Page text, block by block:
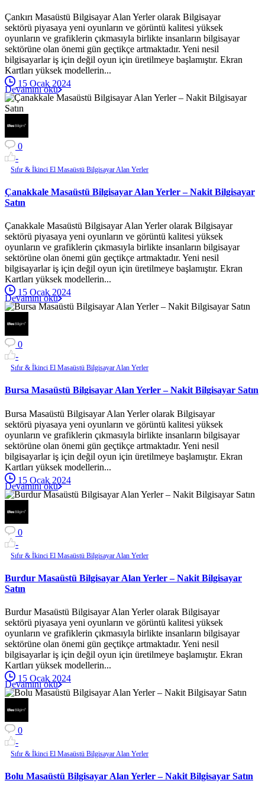
Çankırı Masaüstü Bilgisayar Alan Yerler olarak Bilgisayar
sektörü piyasaya yeni oyunların ve görüntü kalitesi yüksek
oyunların ve grafiklerin çıkmasıyla birlikte insanların bilgisayar
sektörüne olan önemi gün geçtikçe artmaktadır. Yeni nesil
bilgisayarlar iş için değil oyun için üretilmeye başlamıştır. Ekran
Kartları yüksek modellerin...
15 Ocak 2024
Devamını oku
0
-
Sıfır & İkinci El Masaüstü Bilgisayar Alan Yerler
Çanakkale Masaüstü Bilgisayar Alan Yerler – Nakit Bilgisayar
Satın
Çanakkale Masaüstü Bilgisayar Alan Yerler olarak Bilgisayar
sektörü piyasaya yeni oyunların ve görüntü kalitesi yüksek
oyunların ve grafiklerin çıkmasıyla birlikte insanların bilgisayar
sektörüne olan önemi gün geçtikçe artmaktadır. Yeni nesil
bilgisayarlar iş için değil oyun için üretilmeye başlamıştır. Ekran
Kartları yüksek modellerin...
15 Ocak 2024
Devamını oku
0
-
Sıfır & İkinci El Masaüstü Bilgisayar Alan Yerler
Bursa Masaüstü Bilgisayar Alan Yerler – Nakit Bilgisayar Satın
Bursa Masaüstü Bilgisayar Alan Yerler olarak Bilgisayar
sektörü piyasaya yeni oyunların ve görüntü kalitesi yüksek
oyunların ve grafiklerin çıkmasıyla birlikte insanların bilgisayar
sektörüne olan önemi gün geçtikçe artmaktadır. Yeni nesil
bilgisayarlar iş için değil oyun için üretilmeye başlamıştır. Ekran
Kartları yüksek modellerin...
15 Ocak 2024
Devamını oku
0
-
Sıfır & İkinci El Masaüstü Bilgisayar Alan Yerler
Burdur Masaüstü Bilgisayar Alan Yerler – Nakit Bilgisayar
Satın
Burdur Masaüstü Bilgisayar Alan Yerler olarak Bilgisayar
sektörü piyasaya yeni oyunların ve görüntü kalitesi yüksek
oyunların ve grafiklerin çıkmasıyla birlikte insanların bilgisayar
sektörüne olan önemi gün geçtikçe artmaktadır. Yeni nesil
bilgisayarlar iş için değil oyun için üretilmeye başlamıştır. Ekran
Kartları yüksek modellerin...
15 Ocak 2024
Devamını oku
0
-
Sıfır & İkinci El Masaüstü Bilgisayar Alan Yerler
Bolu Masaüstü Bilgisayar Alan Yerler – Nakit Bilgisayar Satın